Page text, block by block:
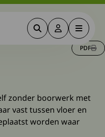
ZoekenDeze link
Menu
PDF
zonder boorwerk met
vast tussen vloer en
worden waar